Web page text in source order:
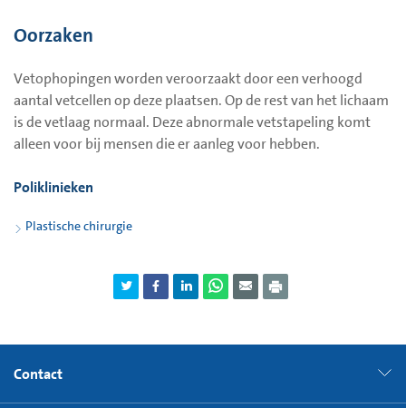
Oorzaken
Vetophopingen worden veroorzaakt door een verhoogd
aantal vetcellen op deze plaatsen. Op de rest van het lichaam
is de vetlaag normaal. Deze abnormale vetstapeling komt
alleen voor bij mensen die er aanleg voor hebben.
Poliklinieken
Plastische chirurgie
Contact